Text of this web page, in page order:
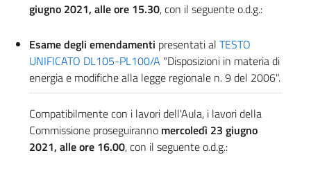
giugno 2021, alle ore 15.30, con il seguente o.d.g.:
Esame degli emendamenti presentati al TESTO
UNIFICATO DL105-PL100/A "Disposizioni in materia di
energia e modifiche alla legge regionale n. 9 del 2006".
Compatibilmente con i lavori dell'Aula, i lavori della
Commissione proseguiranno mercoledì 23 giugno
2021, alle ore 16.00, con il seguente o.d.g.: